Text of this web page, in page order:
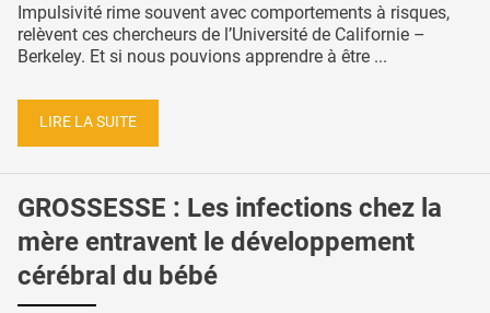
Impulsivité rime souvent avec comportements à risques,
relèvent ces chercheurs de l’Université de Californie –
Berkeley. Et si nous pouvions apprendre à être ...
LIRE LA SUITE
GROSSESSE : Les infections chez la
mère entravent le développement
cérébral du bébé